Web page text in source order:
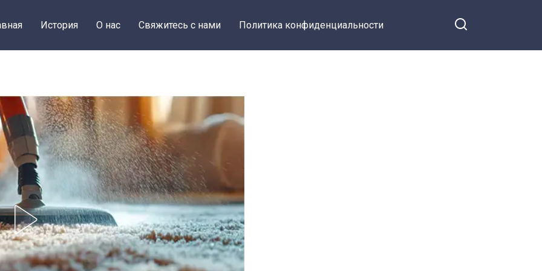
История О нас Свяжитесь с нами Политика конфиденциальности